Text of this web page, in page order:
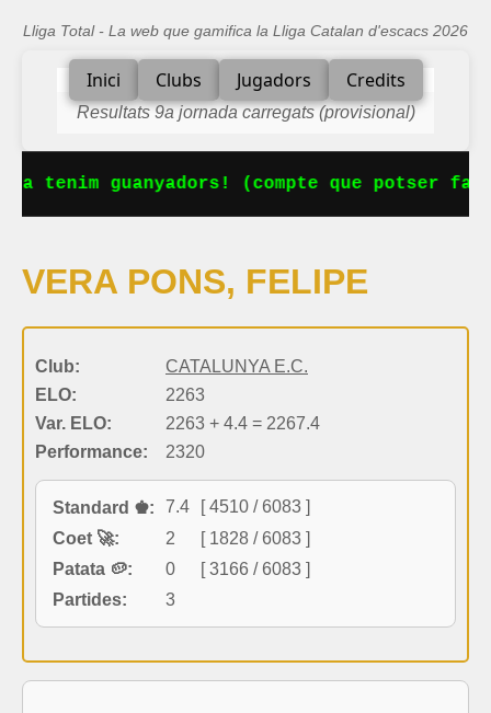
Lliga Total - La web que gamifica la Lliga Catalan d'escacs 2026
Inici Clubs Jugadors Credits
Resultats 9a jornada carregats (provisional)
tenim guanyadors! (compte que potser
VERA PONS, FELIPE
Club:
CATALUNYA E.C.
ELO:
2263
Var. ELO:
2263 + 4.4 = 2267.4
Performance:
2320
Standard ♚: 7.4
[ 4510 / 6083 ]
Coet 🚀:
2
[ 1828 / 6083 ]
Patata 🥔:
0
[ 3166 / 6083 ]
Partides:
3